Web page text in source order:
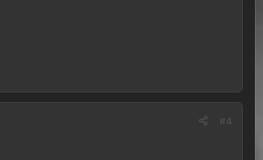
#4